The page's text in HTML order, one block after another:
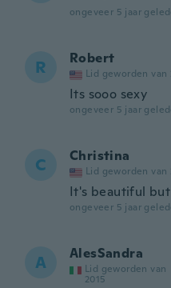
ongeveer 5 jaar
R Robert
Lid geworden van
Its sooo sexy
ongeveer 5 jaar
C Christina
Lid geworden van
It's beautiful
ongeveer 5 jaar
A AlesSandra
Lid geworden van
2015